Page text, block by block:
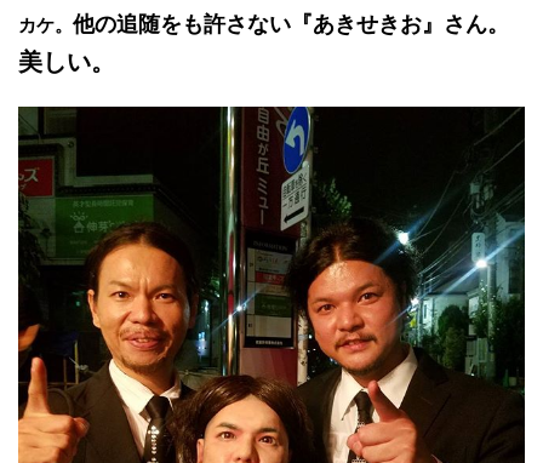
カケ。 他の追随をも許さない 『あきせきお』さん。
美しい。